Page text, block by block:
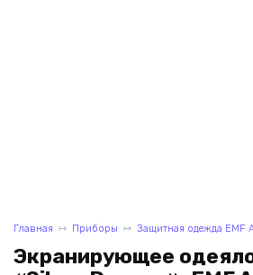
Главная Приборы Защитная одежда EMF
Экранирующее